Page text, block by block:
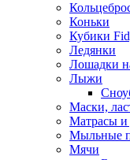
Коньки
Кубики
Ледянки
Лошадки
Лыжи
Маски,
Матрасы и
Мыльные
Мячи